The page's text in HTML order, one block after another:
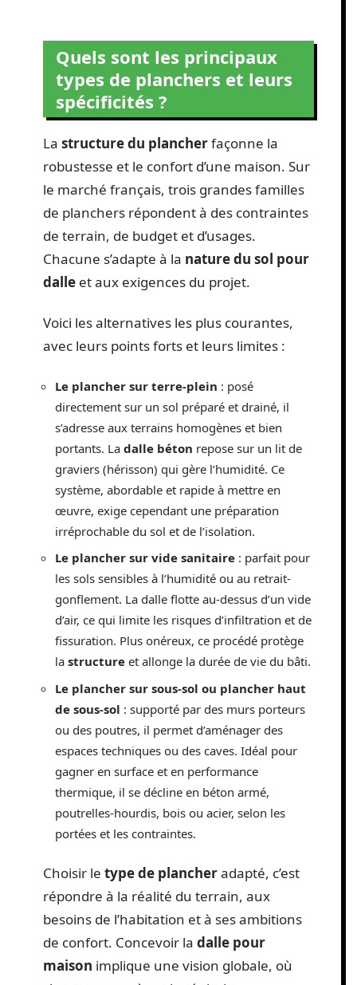
Quels sont les principaux
types de planchers et leurs
spécificités ?
La structure du plancherfaçonne la
robustesse et le confort d’une maison. Sur
le marché français, trois grandes familles
de planchers répondent à des contraintes
de terrain, de budget et d’usages.
Chacune s’adapte à la nature du sol pour
dalle et aux exigences du projet.
Voici les alternatives les plus courantes,
avec leurs points forts et leurs limites :
Le plancher sur terre-plein : posé
directement sur un sol préparé et drainé, il
s’adresse aux terrains homogènes et bien
portants. La dalle béton repose sur un lit de
graviers (hérisson) qui gère l’humidité. Ce
système, abordable et rapide à mettre en
œuvre, exige cependant une préparation
irréprochable du sol et de l’isolation.
Le plancher sur vide sanitaire : parfait pour
les sols sensibles à l’humidité ou au retrait-
gonflement. La dalle flotte au-dessus d’un vide
d’air, ce qui limite les risques d’infiltration et de
fissuration. Plus onéreux, ce procédé protège
la structure et allonge la durée de vie du bâti.
Le plancher sur sous-sol ou plancher haut
de sous-sol : supporté par des murs porteurs
ou des poutres, il permet d’aménager des
espaces techniques ou des caves. Idéal pour
gagner en surface et en performance
thermique, il se décline en béton armé,
poutrelles-hourdis, bois ou acier, selon les
portées et les contraintes.
Choisir le type de plancheradapté, c’est
répondre à la réalité du terrain, aux
besoins de l’habitation et à ses ambitions
de confort. Concevoir la dalle pour
maison implique une vision globale, où